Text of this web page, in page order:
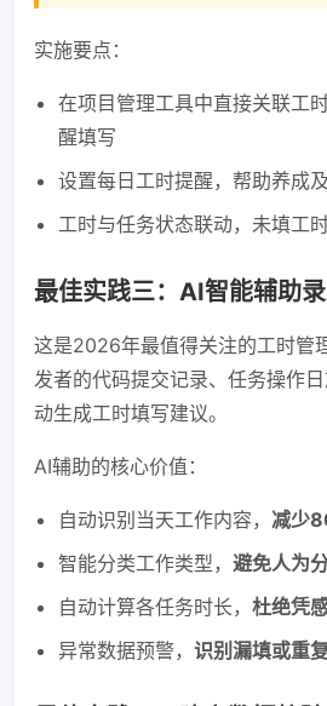
实施要点：
在项目管理工具中直接关联工
醒填写
设置每日工时提醒，帮助养成
工时与任务状态联动，未填工
最佳实践三：AI智能辅助
这是2026年最值得关注的工时管
发者的代码提交记录、任务操作
动生成工时填写建议。
AI辅助的核心价值：
自动识别当天工作内容， 减少
智能分类工作类型， 避免人为
自动计算各任务时长， 杜绝凭
异常数据预警， 识别漏填或重